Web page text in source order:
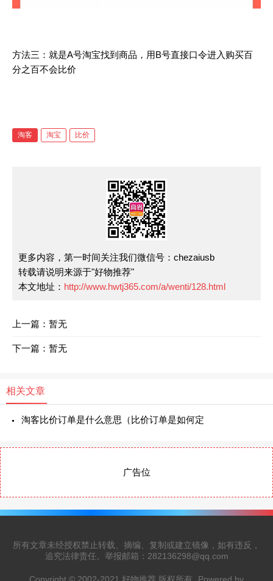
方法三：就是A号淘宝找到商品，用B号直接口令进入购买百
分之百不会比价
淘客 淘宝 比价
更多内容，第一时间关注我们微信号：chezaiusb
转载请说明来源于"好物推荐"
本文地址： http://www.hwtj365.com/a/wenti/128.html
上一篇：暂无
下一篇：暂无
相关文章
淘客比价订单是什么意思（比价订单是如何定
广告位
所有文章未经授权禁止转载、摘编、复制或建立镜像，如有违反，
追究法律责任。举报邮箱：282136298@qq.com